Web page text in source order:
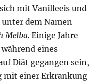
mit Vanilleeis und
dem Namen
Melba. Einige Jahre
eines
Diät gegangen sein,
mit einer Erkrankung